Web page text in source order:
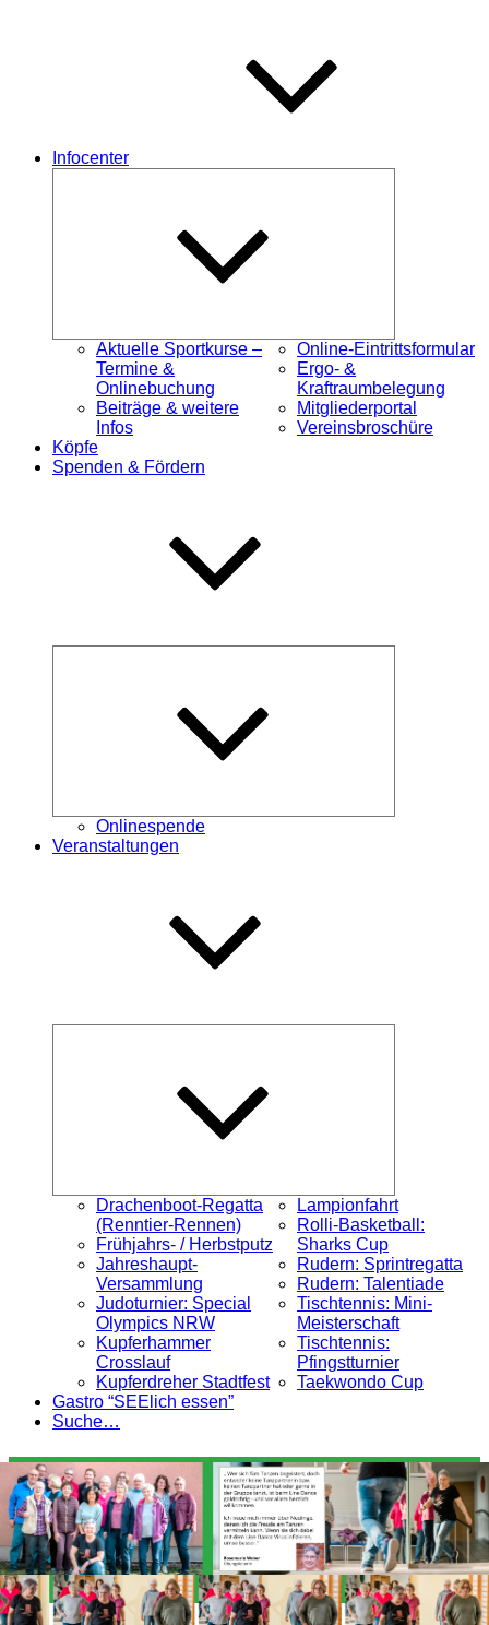
Infocenter
Aktuelle Sportkurse –
Termine &
Onlinebuchung
Beiträge & weitere
Infos
Online-Eintrittsformular
Ergo- &
Kraftraumbelegung
Mitgliederportal
Vereinsbroschüre
Köpfe
Spenden & Fördern
Onlinespende
Veranstaltungen
Drachenboot-Regatta
(Renntier-Rennen)
Frühjahrs- / Herbstputz
Jahreshaupt-
Versammlung
Judoturnier: Special
Olympics NRW
Kupferhammer
Crosslauf
Kupferdreher Stadtfest
Lampionfahrt
Rolli-Basketball:
Sharks Cup
Rudern: Sprintregatta
Rudern: Talentiade
Tischtennis: Mini-
Meisterschaft
Tischtennis:
Pfingstturnier
Taekwondo Cup
Gastro “SEElich essen”
Suche…